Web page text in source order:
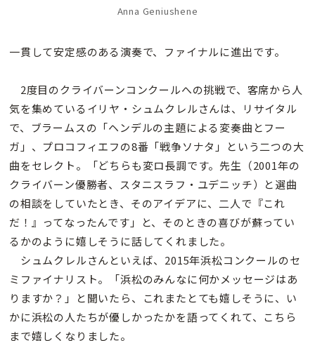
Anna Geniushene
一貫して安定感のある演奏で、ファイナルに進出です。
2度目のクライバーンコンクールへの挑戦で、客席から人
気を集めているイリヤ・シュムクレルさんは、リサイタル
で、ブラームスの「ヘンデルの主題による変奏曲とフー
ガ」、プロコフィエフの8番「戦争ソナタ」という二つの大
曲をセレクト。「どちらも変ロ長調です。先生（2001年の
クライバーン優勝者、スタニスラフ・ユデニッチ）と選曲
の相談をしていたとき、そのアイデアに、二人で『これ
だ！』ってなったんです」と、そのときの喜びが蘇ってい
るかのように嬉しそうに話してくれました。
シュムクレルさんといえば、2015年浜松コンクールのセ
ミファイナリスト。「浜松のみんなに何かメッセージはあ
りますか？」と聞いたら、これまたとても嬉しそうに、い
かに浜松の人たちが優しかったかを語ってくれて、こちら
まで嬉しくなりました。